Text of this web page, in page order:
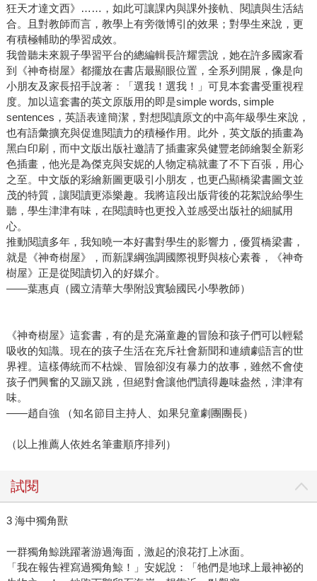
狂天才達文西》……，如此可讓課內與課外接軌、閱讀與生活結
合。且對教師而言，教學上有旁徵博引的效果；對學生來說，更
有積極輔助的學習成效。
我曾聽未來親子學習平台的總編輯長許耀雲說，她在許多國家看
到《神奇樹屋》都擺放在書店最顯眼位置，全系列開展，像是向
小朋友及家長招手說著：「選我！選我！」可見本套書受重視程
度。加以這套書的英文原版用的即是simple words, simple
sentences，英語表達簡潔，對想閱讀原文的中高年級學生來說，
也有語彙擴充與促進閱讀力的積極作用。此外，英文版的插畫為
黑白印刷，而中文版出版社邀請了插畫家吳健豐老師繪製全新彩
色插畫，他光是為傑克與安妮的人物定稿就畫了不下百張，用心
之至。中文版的彩繪新圖更吸引小朋友，也更凸顯橋梁書圖文並
茂的特質，讓閱讀更添樂趣。我將這段出版背後的花絮說給學生
聽，學生津津有味，在閱讀時也更投入並感受出版社的細膩用
心。
推動閱讀多年，我知曉一本好書對學生的影響力，優質橋梁書，
就是《神奇樹屋》，而新課綱強調國際視野與核心素養，《神奇
樹屋》正是從閱讀切入的好媒介。
——葉惠貞（國立清華大學附設實驗國民小學教師）
《神奇樹屋》這套書，有的是充滿童趣的冒險和孩子們可以輕鬆
吸收的知識。現在的孩子生活在充斥社會新聞和連續劇語言的世
界裡。這樣傳統而不枯燥、冒險卻沒有暴力的故事，雖然不會使
孩子們興奮的又蹦又跳，但絕對會讓他們讀得趣味盎然，津津有
味。
——趙自強 （知名節目主持人、如果兒童劇團團長）
（以上推薦人依姓名筆畫順序排列）
試閱
3 海中獨角獸
一群獨角鯨跳躍著游過海面，激起的浪花打上冰面。
「我在報告裡寫過獨角鯨！」安妮說：「牠們是地球上最神祕的